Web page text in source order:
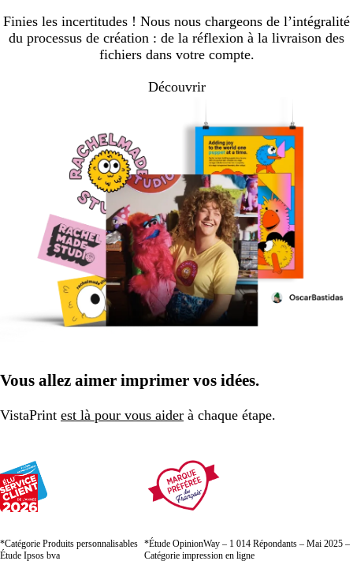
Finies les incertitudes ! Nous nous chargeons de l’intégralité
du processus de création : de la réflexion à la livraison des
fichiers dans votre compte.
Découvrir
Vous allez aimer imprimer vos idées.
VistaPrint est là pour vous aider à chaque étape.
*Catégorie Produits personnalisables
Étude Ipsos bva
*Étude OpinionWay – 1 014 Répondants – Mai 2025 –
Catégorie impression en ligne